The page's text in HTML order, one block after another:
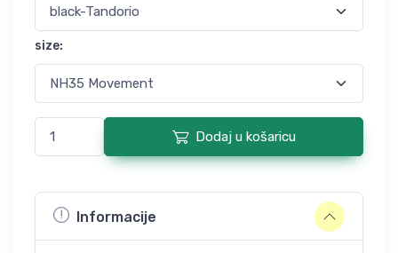
size:
Dodaj u košaricu
Informacije